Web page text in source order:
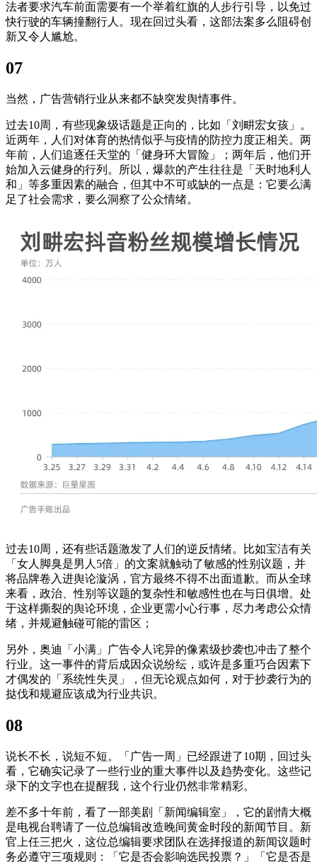
法者要求汽车前面需要有一个举着红旗的人步行引导，以免过
快行驶的车辆撞翻行人。现在回过头看，这部法案多么阻碍创
新又令人尴尬。
07
当然，广告营销行业从来都不缺突发舆情事件。
过去10周，有些现象级话题是正向的，比如「刘畊宏女孩」。
近两年，人们对体育的热情似乎与疫情的防控力度正相关。两
年前，人们追逐任天堂的「健身环大冒险」；两年后，他们开
始加入云健身的行列。所以，爆款的产生往往是「天时地利人
和」等多重因素的融合，但其中不可或缺的一点是：它要么满
足了社会需求，要么洞察了公众情绪。
过去10周，还有些话题激发了人们的逆反情绪。比如宝洁有关
「女人脚臭是男人5倍」的文案就触动了敏感的性别议题，并
将品牌卷入进舆论漩涡，官方最终不得不出面道歉。而从全球
来看，政治、性别等议题的复杂性和敏感性也在与日俱增。处
于这样撕裂的舆论环境，企业更需小心行事，尽力考虑公众情
绪，并规避触碰可能的雷区；
另外，奥迪「小满」广告令人诧异的像素级抄袭也冲击了整个
行业。这一事件的背后成因众说纷纭，或许是多重巧合因素下
才偶发的「系统性失灵」，但无论观点如何，对于抄袭行为的
挞伐和规避应该成为行业共识。
08
说长不长，说短不短。「广告一周」已经跟进了10期，回过头
看，它确实记录了一些行业的重大事件以及趋势变化。这些记
录下的文字也在提醒我，这个行业仍然非常精彩。
差不多十年前，看了一部美剧「新闻编辑室」，它的剧情大概
是电视台聘请了一位总编辑改造晚间黄金时段的新闻节目。新
官上任三把火，这位总编辑要求团队在选择报道的新闻议题时
务必遵守三项规则：「它是否会影响选民投票？」「它是否是